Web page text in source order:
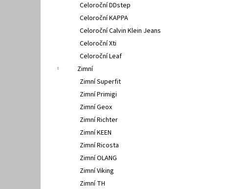
Celoroční DDstep
Celoroční KAPPA
Celoroční Calvin Klein Jeans
Celoroční Xti
Celoroční Leaf
Zimní
Zimní Superfit
Zimní Primigi
Zimní Geox
Zimní Richter
Zimní KEEN
Zimní Ricosta
Zimní OLANG
Zimní Viking
Zimní TH